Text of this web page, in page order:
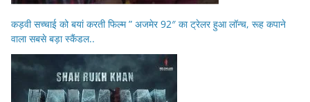
कड़वी सच्चाई को बयां करती फिल्म ” अजमेर 92″ का ट्रेलर हुआ लॉन्च, रूह कपाने
वाला सबसे बड़ा स्कैंडल..